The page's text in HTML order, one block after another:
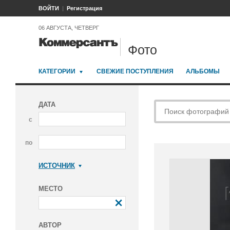
ВОЙТИ Регистрация
06 АВГУСТА, ЧЕТВЕРГ
Фото
КАТЕГОРИИ СВЕЖИЕ ПОСТУПЛЕНИЯ АЛЬБОМЫ
ДАТА
с
по
ИСТОЧНИК
МЕСТО
АВТОР